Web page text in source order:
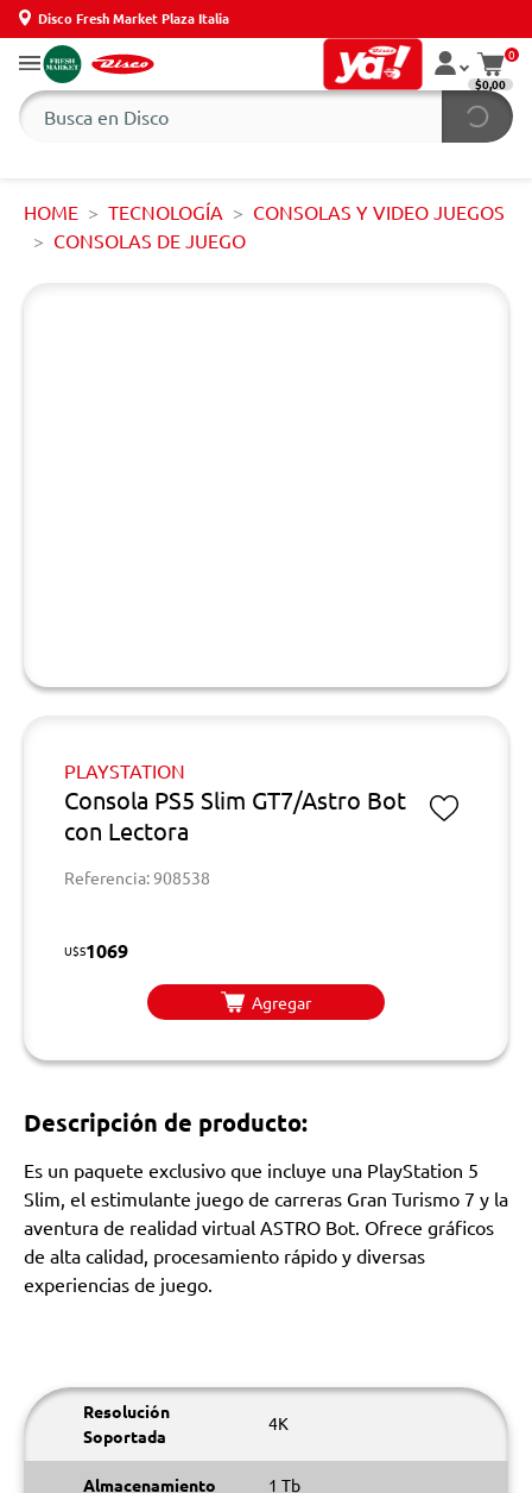
Disco Fresh Market Plaza Italia
0
$0,00
HOME TECNOLOGÍA
CONSOLAS Y VIDEO JUEGOS
CONSOLAS DE JUEGO
PLAYSTATION
Consola PS5 Slim GT7/Astro Bot
con Lectora
Referencia: 908538
U$S1069
Agregar
Descripción de producto:
Es un paquete exclusivo que incluye una PlayStation 5
Slim, el estimulante juego de carreras Gran Turismo 7 y la
aventura de realidad virtual ASTRO Bot. Ofrece gráficos
de alta calidad, procesamiento rápido y diversas
experiencias de juego.
Resolución
Soportada
4K
Almacenamiento 1 Tb